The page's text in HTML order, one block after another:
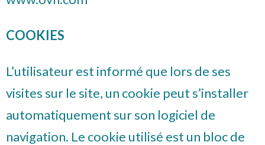
COOKIES
L’utilisateur est informé que lors de ses
visites sur le site, un cookie peut s’installer
automatiquement sur son logiciel de
navigation. Le cookie utilisé est un bloc de